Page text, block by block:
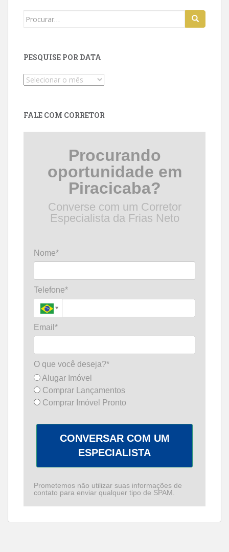
Search
PESQUISE POR DATA
Pesquise
FALE COM CORRETOR
Procurando
oportunidade em
Piracicaba?
Converse com um Corretor
Especialista da Frias Neto
Nome*
Telefone*
Email*
O que você deseja?*
Alugar Imóvel
Comprar Lançamentos
Comprar Imóvel Pronto
CONVERSAR COM UM
ESPECIALISTA
Prometemos não utilizar suas informações de
contato para enviar qualquer tipo de SPAM.